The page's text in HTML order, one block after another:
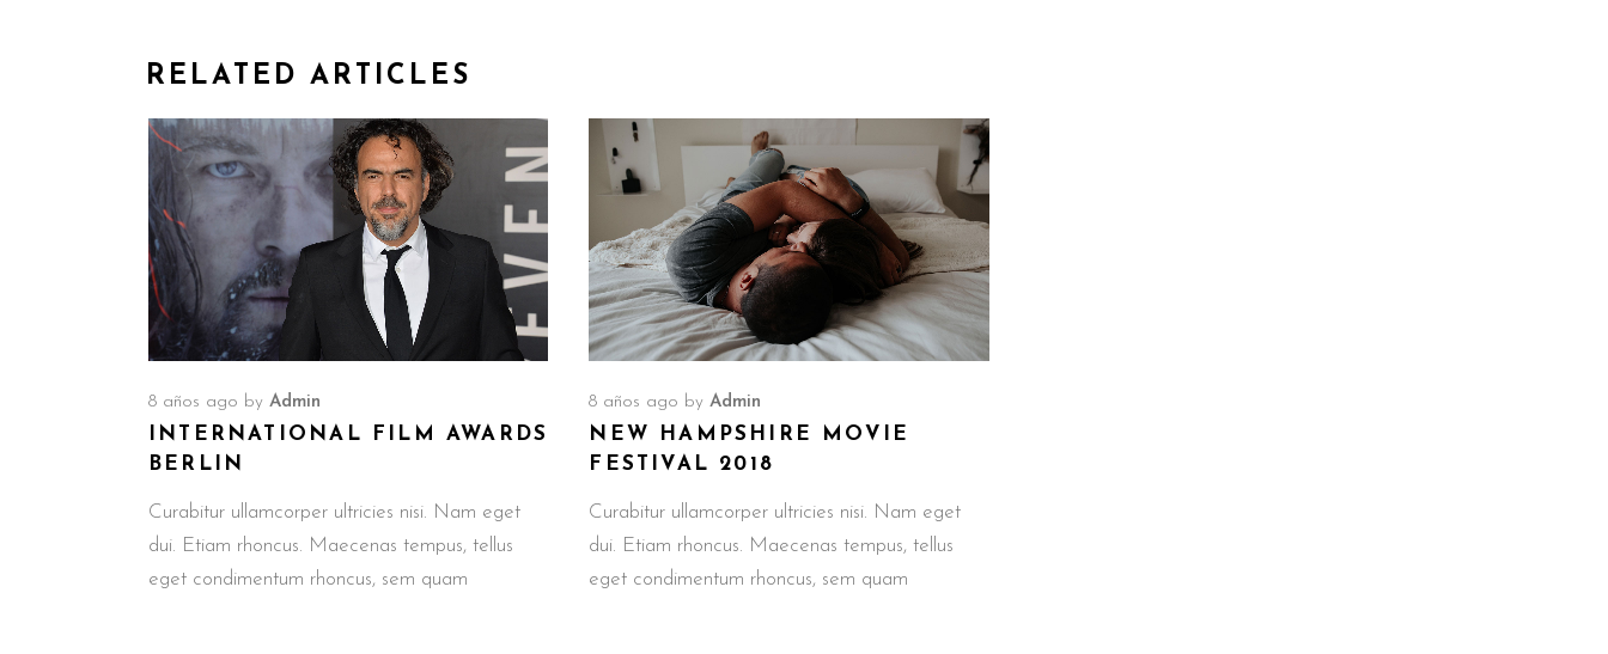
RELATED ARTICLES
8 años ago by Admin
INTERNATIONAL FILM AWARDS
BERLIN
Curabitur ullamcorper ultricies nisi. Nam eget
dui. Etiam rhoncus. Maecenas tempus, tellus
eget condimentum rhoncus, sem quam
8 años ago byAdmin
NEW HAMPSHIRE MOVIE
FESTIVAL 2018
Curabitur ullamcorper ultricies nisi. Nam eget
dui. Etiam rhoncus. Maecenas tempus, tellus
eget condimentum rhoncus, sem quam